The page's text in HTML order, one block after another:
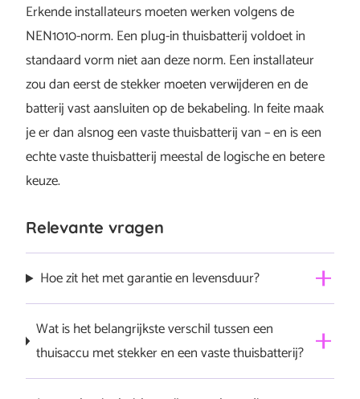
Erkende installateurs moeten werken volgens de
NEN1010-norm. Een plug-in thuisbatterij voldoet in
standaard vorm niet aan deze norm. Een installateur
zou dan eerst de stekker moeten verwijderen en de
batterij vast aansluiten op de bekabeling. In feite maak
je er dan alsnog een vaste thuisbatterij van – en is een
echte vaste thuisbatterij meestal de logische en betere
keuze.
Relevante vragen
Hoe zit het met garantie en levensduur?
tot 6.000 laad-/ontlaadcycli of 10 jaar. Plug-in
thuisaccu’s hebben meestal een veel kortere garantie,
Wat is het belangrijkste verschil tussen een
thuisaccu met stekker en een vaste thuisbatterij?